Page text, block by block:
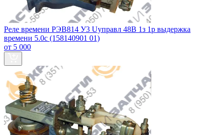
Реле времени РЭВ814 У3 Uуправл 48В 1з 1р выдержка
времени 5.0с (158140901 01)
от 5 000